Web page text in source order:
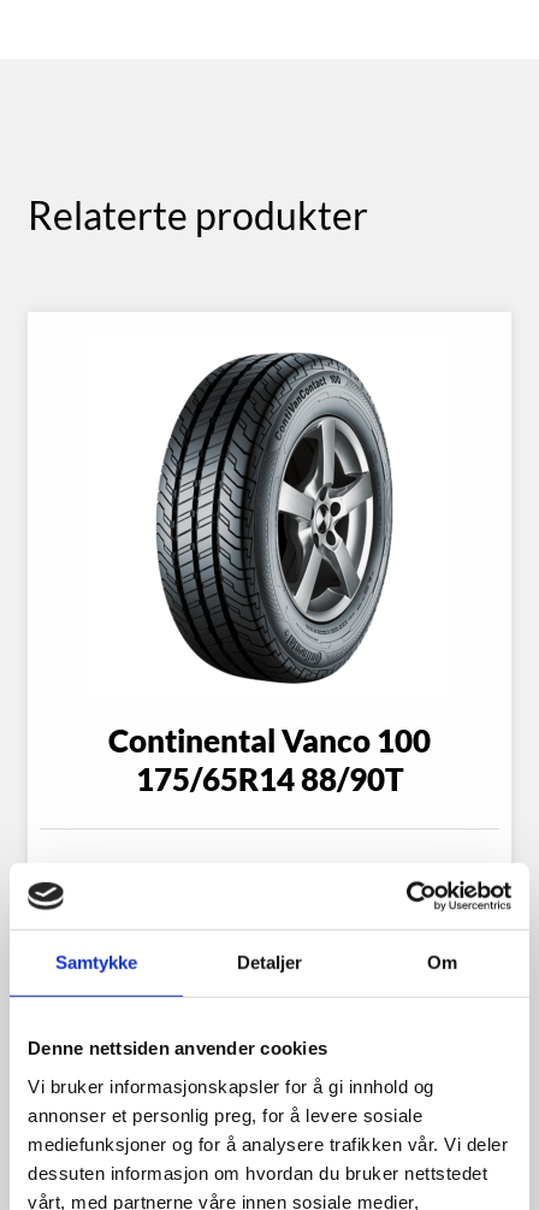
Samtykke Detaljer Om
Denne nettsiden anvender cookies
Vi bruker informasjonskapsler for å gi innhold og
annonser et personlig preg, for å levere sosiale
mediefunksjoner og for å analysere trafikken vår. Vi deler
dessuten informasjon om hvordan du bruker nettstedet
vårt, med partnerne våre innen sosiale medier,
Relaterte produkter
Continental Vanco 100
175/65R14 88/90T
Se flere detaljer